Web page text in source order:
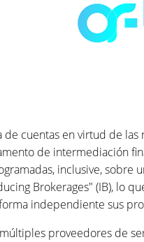
cuentas en virtud de las
de intermediación
inclusive, sobre
Brokerages" (IB), lo
independiente sus
proveedores de